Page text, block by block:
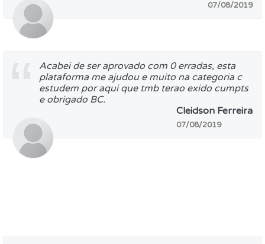
07/08/2019
Acabei de ser aprovado com 0 erradas, esta
plataforma me ajudou e muito na categoria c
estudem por aqui que tmb terao exido cumpts
e obrigado BC.
Cleidson Ferreira
07/08/2019